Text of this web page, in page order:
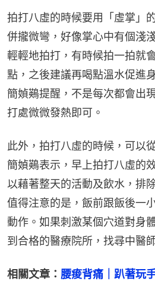
拍打八虛的時候要用「虛掌」
併攏微彎，好像掌心中有個淺
輕輕地拍打，有時候拍一拍就
點，之後建議再喝點溫水促進
簡媜鶧提醒，不是每次都會出
打處微微發熱即可。
此外，拍打八虛的時候，可以
簡媜鶧表示，早上拍打八虛的
以藉著整天的活動及飲水，排
值得注意的是，飯前跟飯後一
動作。如果刺激某個穴道對身
到合格的醫療院所，找尋中醫
相關文章： 腰痠背痛｜趴著玩